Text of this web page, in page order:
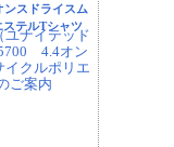
スドライスム
ステルTシャツ